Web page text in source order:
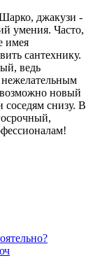
джакузи -
умения. Часто,
имея
сантехнику.
ведь
нежелательным
новый
соседям снизу. В